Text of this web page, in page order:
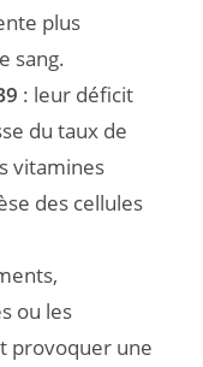
plus
sang.
: leur déficit
du taux de
vitamines
des cellules
ou les
provoquer une